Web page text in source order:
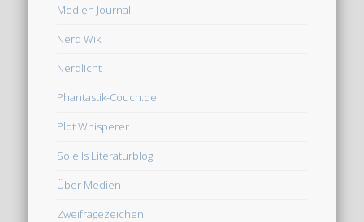
Medien Journal
Nerd Wiki
Nerdlicht
Phantastik-Couch.de
Plot Whisperer
Soleils Literaturblog
Über Medien
Zweifragezeichen